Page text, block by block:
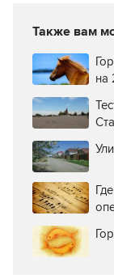
Также вам
на